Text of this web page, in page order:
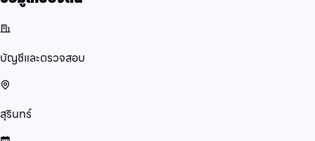
บัญชีและตรวจสอบ
สุรินทร์